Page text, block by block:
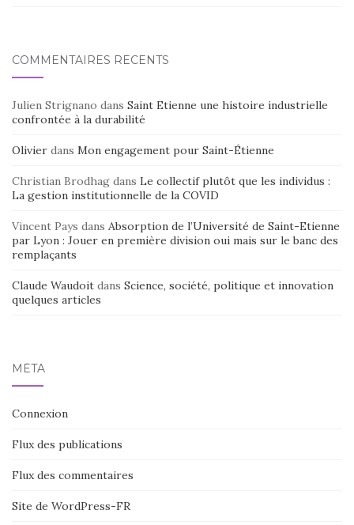
COMMENTAIRES RÉCENTS
Julien Strignano dans Saint Etienne une histoire industrielle
confrontée à la durabilité
Olivier dans Mon engagement pour Saint-Étienne
Christian Brodhag dans Le collectif plutôt que les individus :
La gestion institutionnelle de la COVID
Vincent Pays dans Absorption de l’Université de Saint-Etienne
par Lyon : Jouer en première division oui mais sur le banc des
remplaçants
Claude Waudoit dans Science, société, politique et innovation
quelques articles
MÉTA
Connexion
Flux des publications
Flux des commentaires
Site de WordPress-FR